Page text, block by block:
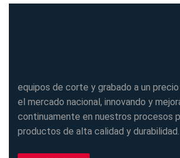
equipos de corte y grabado a un
el mercado nacional, innovando y
continuamente en nuestros procesos
productos de alta calidad y durabilidad.